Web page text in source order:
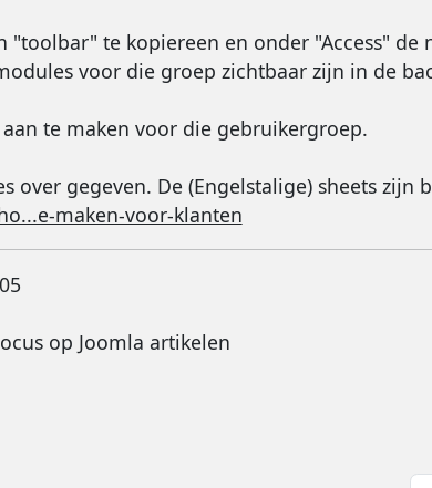
te kopiereen en onder "Access" de
voor die groep zichtbaar zijn in de
te maken voor die gebruikergroep.
over gegeven. De (Engelstalige) sheets zijn
maken-voor-klanten
op Joomla artikelen